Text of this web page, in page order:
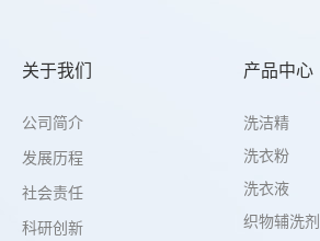
关于我们
公司简介
发展历程
社会责任
科研创新
产品中心
洗洁精
洗衣粉
洗衣液
织物辅洗剂